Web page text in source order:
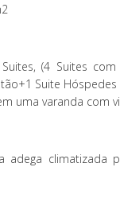
(4 Suites
Suite Hóspedes
uma varanda com
adega climatizada